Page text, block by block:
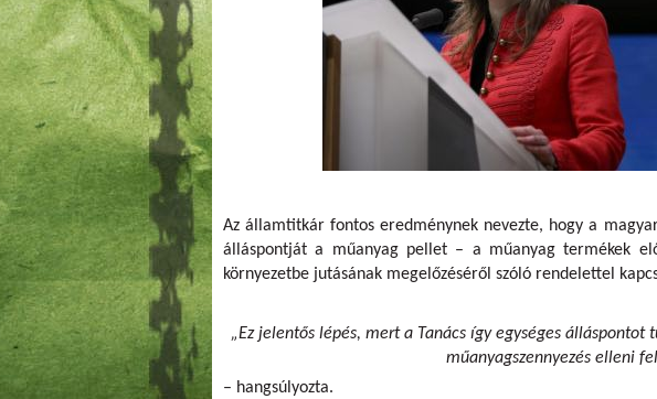
Az államtitkár fontos eredménynek nevezte, hogy a
álláspontját a műanyag pellet – a műanyag termékek
környezetbe jutásának megelőzéséről szóló rendelettel
„Ez jelentős lépés, mert a Tanács így egységes
műanyagszennyezés elleni
– hangsúlyozta.